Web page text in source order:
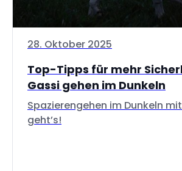
28. Oktober 2025
Top-Tipps für mehr
Gassi gehen im Dunkeln
Spazierengehen im Dunkeln
geht’s!